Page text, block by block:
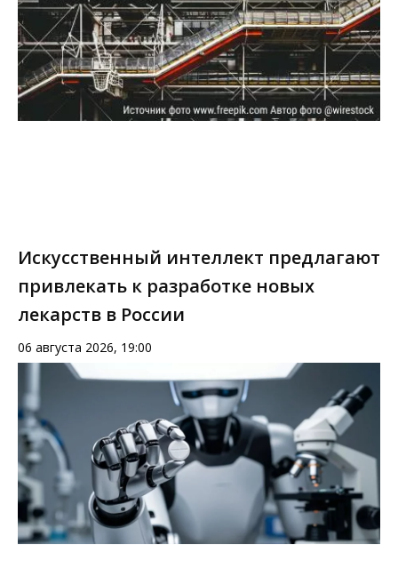
Искусственный интеллект предлагают
привлекать к разработке новых
лекарств в России
06 августа 2026, 19:00